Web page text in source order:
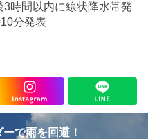
3時間以内に線状降水帯発
分発表
で雨を回避！